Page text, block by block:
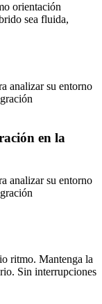
orientación
sea fluida,
analizar su entorno
en la
analizar su entorno
ritmo. Mantenga la
Sin interrupciones